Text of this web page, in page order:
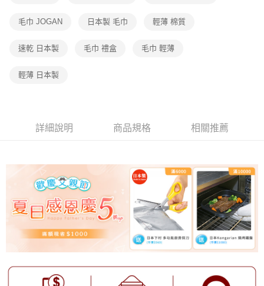
毛巾 JOGAN 日本製 毛巾 輕薄 棉質
速乾 日本製 毛巾 禮盒 毛巾 輕薄
輕薄 日本製
詳細說明 商品規格 相關推薦